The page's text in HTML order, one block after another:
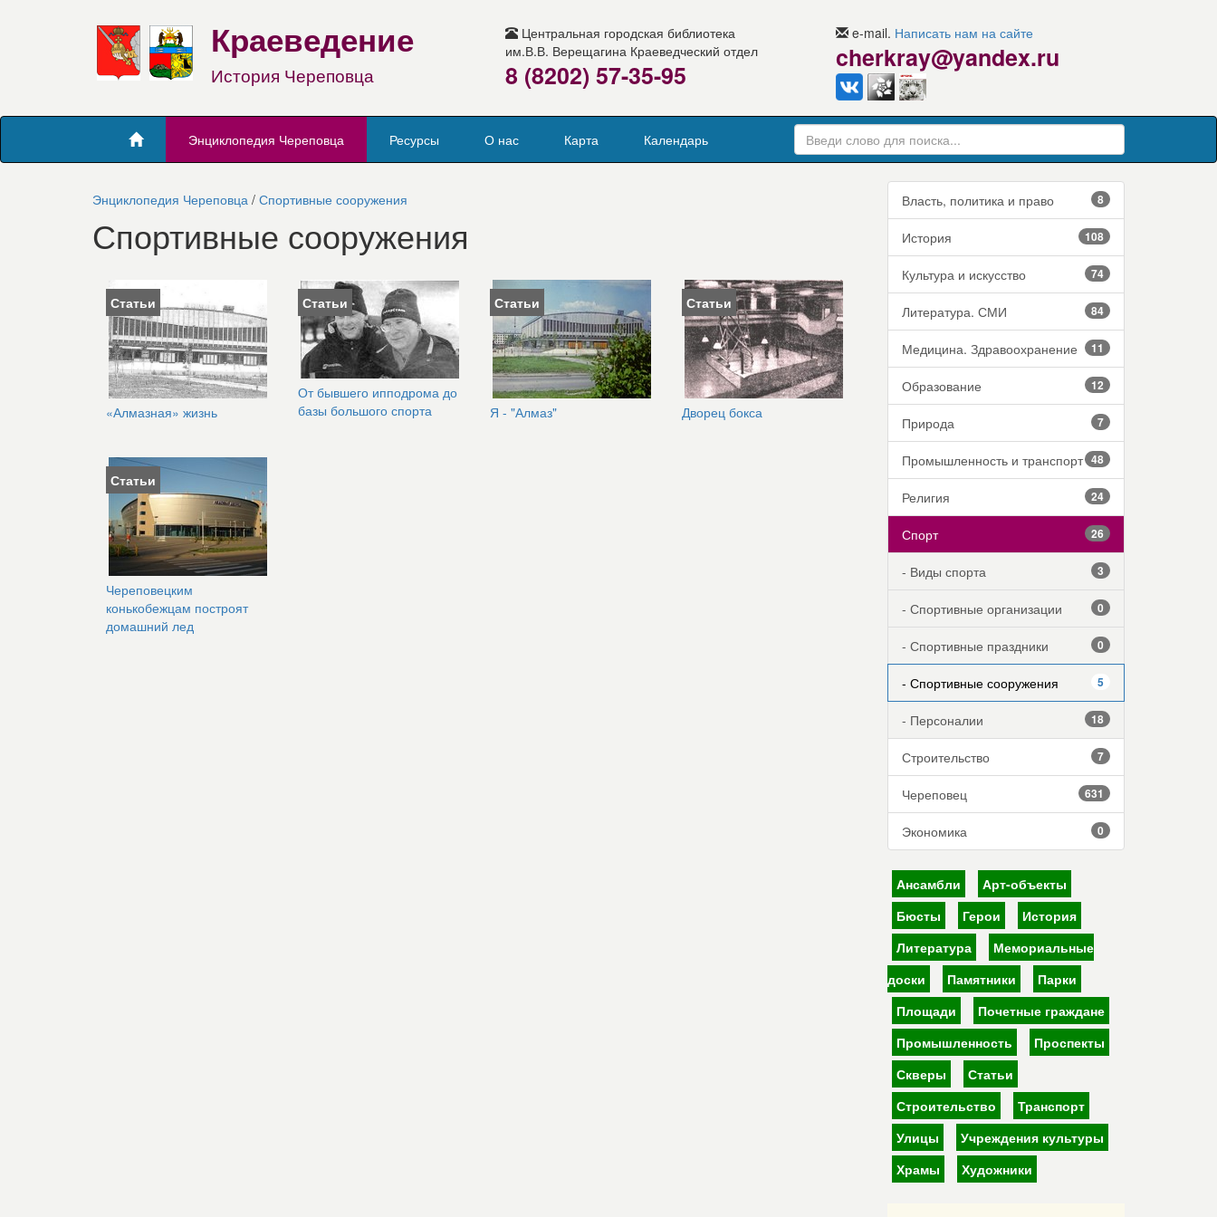
Краеведение
История Череповца
Центральная городская библиотека
им.В.В. Верещагина Краеведческий отдел
8 (8202) 57-35-95
e-mail. Написать нам на сайте
cherkray@yandex.ru
Энциклопедия Череповца Ресурсы О нас Карта Календарь
Энциклопедия Череповца / Спортивные сооружения
Спортивные сооружения
Статьи
«Алмазная» жизнь
Статьи
От бывшего ипподрома до
базы большого спорта
Статьи
Я - "Алмаз"
Статьи
Дворец бокса
Статьи
Череповецким
конькобежцам построят
домашний лед
Власть, политика и право 8
История 108
Культура и искусство 74
Литература. СМИ 84
Медицина. Здравоохранение 11
Образование 12
Природа 7
Промышленность и транспорт 48
Религия 24
Спорт 26
- Виды спорта 3
- Спортивные организации 0
- Спортивные праздники 0
- Спортивные сооружения 5
- Персоналии 18
Строительство 7
Череповец 631
Экономика 0
Ансамбли
Арт-объекты
Бюсты
Герои
История
Литература
Мемориальные
доски
Памятники
Парки
Площади
Почетные граждане
Промышленность
Проспекты
Скверы
Статьи
Строительство
Транспорт
Улицы
Учреждения культуры
Храмы
Художники